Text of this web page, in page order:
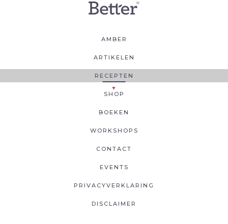
AMBER
ARTIKELEN
RECEPTEN
SHOP
BOEKEN
WORKSHOPS
CONTACT
EVENTS
PRIVACYVERKLARING
DISCLAIMER